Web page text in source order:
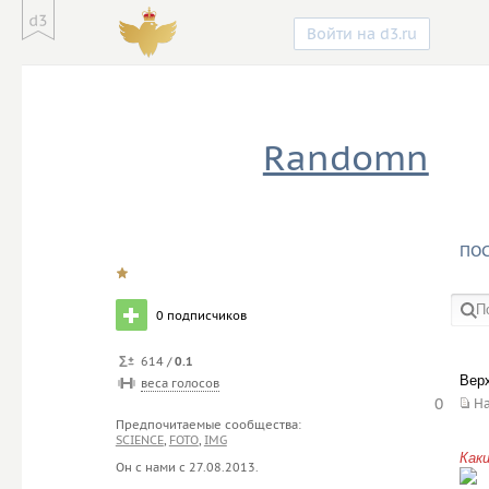
Войти на d3.ru
Randomn
0 подписчиков
614 /0.1
веса голосов
Предпочитаемые сообщества:
SCIENCE, FOTO, IMG
Он с нами с 27.08.2013.
0